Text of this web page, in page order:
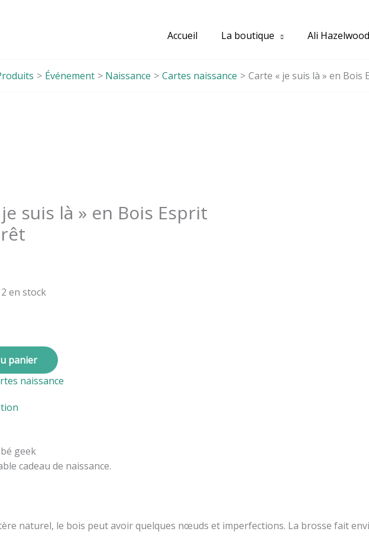
Accueil La boutique Ali Hazelwood
Événement Naissance Cartes naissance Carte « je suis là » en Bois
suis là » en Bois Esprit
2 en stock
panier
naissance
geek
cadeau de naissance.
naturel, le bois peut avoir quelques nœuds et imperfections. La brosse fait